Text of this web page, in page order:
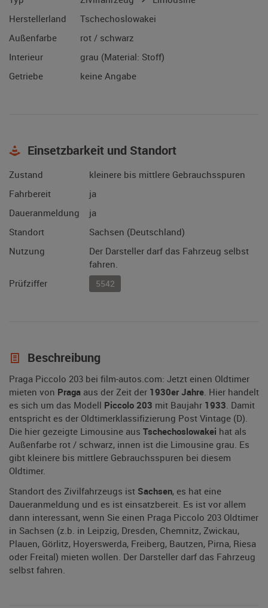
Herstellerland
Tschechoslowakei
Außenfarbe
rot / schwarz
Interieur
grau (Material: Stoff)
Getriebe
keine Angabe
Einsetzbarkeit und Standort
Zustand
kleinere bis mittlere Gebrauchsspuren
Fahrbereit
ja
Daueranmeldung
ja
Standort
Sachsen (Deutschland)
Nutzung
Der Darsteller darf das Fahrzeug selbst
fahren.
Prüfziffer
5542
Beschreibung
Praga Piccolo 203 bei film-autos.com: Jetzt einen Oldtimer
mieten von Praga aus der Zeit der 1930er Jahre. Hier handelt
es sich um das Modell Piccolo 203 mit Baujahr 1933. Damit
entspricht es der Oldtimerklassifizierung Post Vintage (D).
Die hier gezeigte Limousine aus Tschechoslowakei hat als
Außenfarbe rot / schwarz, innen ist die Limousine grau. Es
gibt kleinere bis mittlere Gebrauchsspuren bei diesem
Oldtimer.
Standort des Zivilfahrzeugs ist Sachsen, es hat eine
Daueranmeldung und es ist einsatzbereit. Es ist vor allem
dann interessant, wenn Sie einen Praga Piccolo 203 Oldtimer
in Sachsen (z.b. in Leipzig, Dresden, Chemnitz, Zwickau,
Plauen, Görlitz, Hoyerswerda, Freiberg, Bautzen, Pirna, Riesa
oder Freital) mieten wollen. Der Darsteller darf das Fahrzeug
selbst fahren.